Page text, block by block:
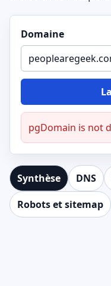
Domaine
pgDomain is not
Synthèse DNS
Robots et sitemap